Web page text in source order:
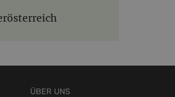
ÜBER UNS